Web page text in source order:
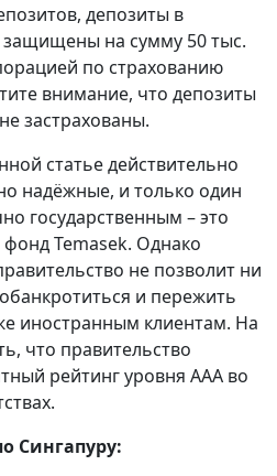
депозиты в
защищены на сумму 50 тыс.
по страхованию
внимание, что депозиты
застрахованы.
статье действительно
надёжные, и только один
государственным – это
фонд Temasek. Однако
не позволит ни
и пережить
иностранным клиентам. На
что правительство
рейтинг уровня ААА во
Сингапуру: